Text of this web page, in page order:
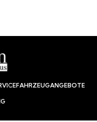
FAHRZEUGANGEBOTE